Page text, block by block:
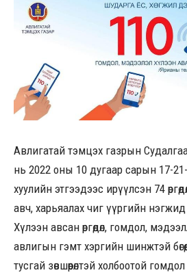
Авлигатай тэмцэх газрын
нь 2022 оны 10 дугаар сарын 17-
хуулийн этгээдээс ирүүлсэн 74
авч, харьяалах чиг үүргийн нэгжид
Хүлээн авсан өргөдөл, гомдол,
авлигын гэмт хэргийн шинжтэй
тусгай зөвшөөрөлтэй холбоотой